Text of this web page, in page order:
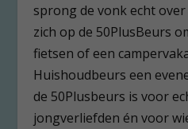
sprong de vonk echt
zich op de 50PlusBeurs
fietsen of een
Huishoudbeurs een
de 50Plusbeurs is voor
jongverliefden én voor